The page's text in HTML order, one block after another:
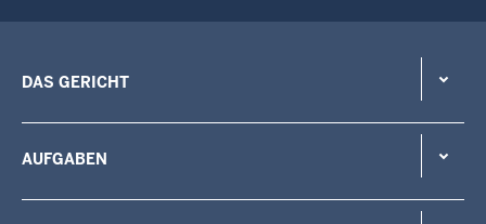
DAS GERICHT
AUFGABEN